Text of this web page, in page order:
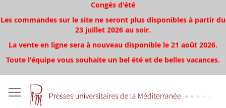
Congés d'été
Les commandes sur le site ne seront plus disponibles à partir du
23 juillet 2026 au soir.
La vente en ligne sera à nouveau disponible le 21 août 2026.
Toute l'équipe vous souhaite un bel été et de belles vacances.